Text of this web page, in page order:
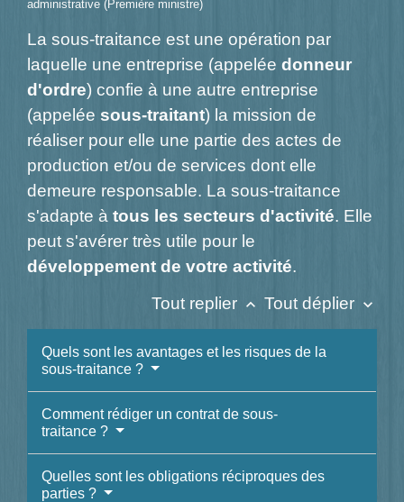
administrative (Première ministre)
La sous-traitance est une opération par
laquelle une entreprise (appelée donneur
d'ordre) confie à une autre entreprise
(appelée sous-traitant) la mission de
réaliser pour elle une partie des actes de
production et/ou de services dont elle
demeure responsable. La sous-traitance
s'adapte à tous les secteurs d'activité. Elle
peut s'avérer très utile pour le
développement de votre activité.
Tout replier keyboard_arrow_up Tout déplier keyboard_arrow_down
Quels sont les avantages et les risques de la
sous-traitance ?
Comment rédiger un contrat de sous-
traitance ?
Quelles sont les obligations réciproques des
parties ?